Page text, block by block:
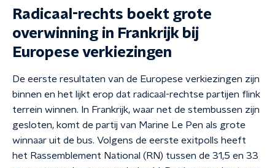
Radicaal-rechts boekt grote
overwinning in Frankrijk bij
Europese verkiezingen
De eerste resultaten van de Europese verkiezingen zijn
binnen en het lijkt erop dat radicaal-rechtse partijen flink
terrein winnen. In Frankrijk, waar net de stembussen zijn
gesloten, komt de partij van Marine Le Pen als grote
winnaar uit de bus. Volgens de eerste exitpolls heeft
het Rassemblement National (RN) tussen de 31,5 en 33